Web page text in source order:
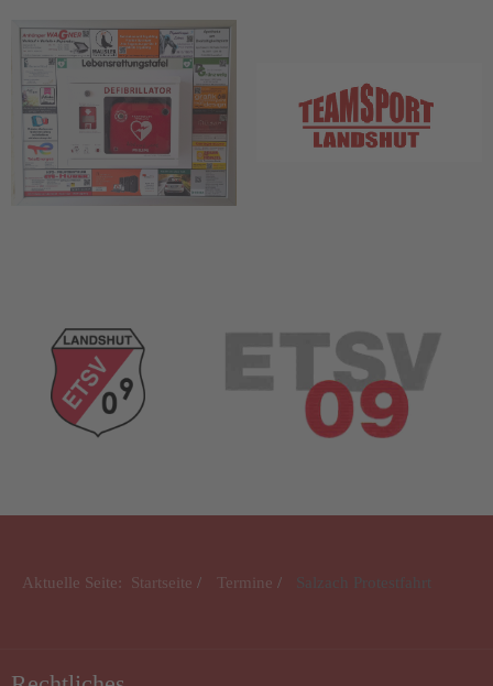
Aktuelle Seite: Startseite Termine Salzach Protestfahrt